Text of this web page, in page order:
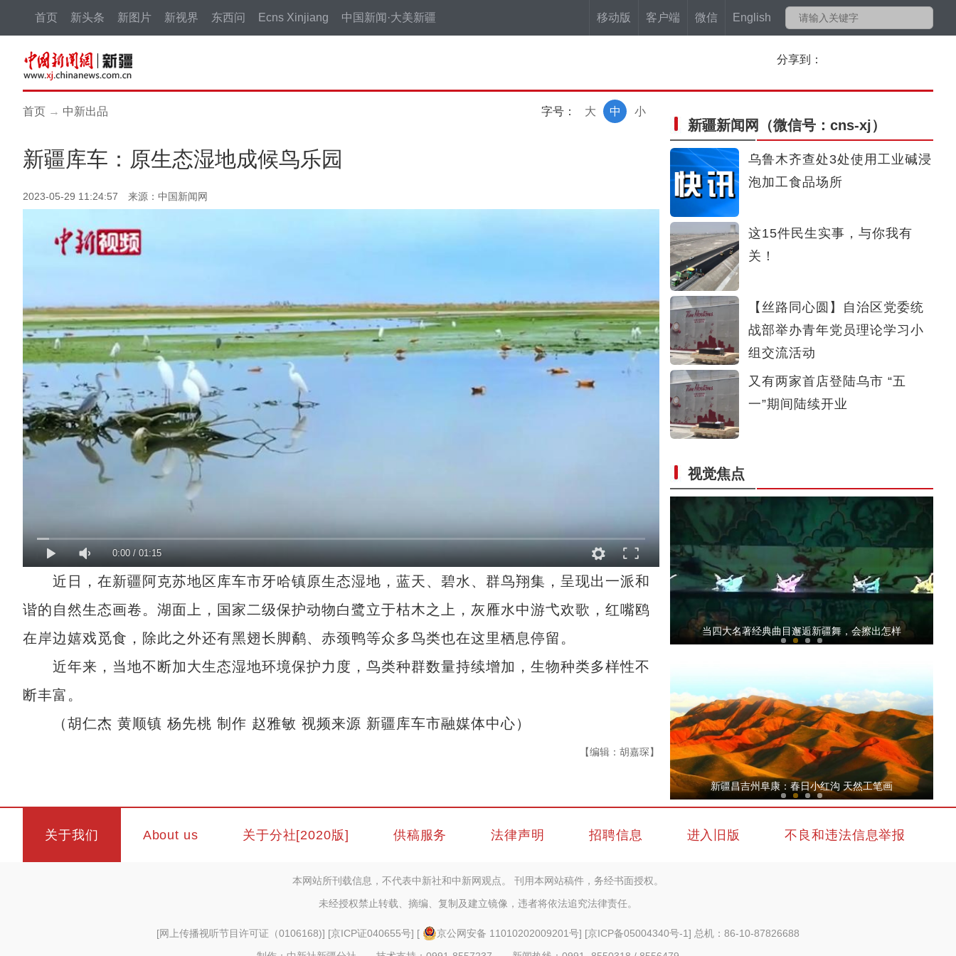
移动版 客户端 微信 English
首页 新头条 新图片 新视界 东西问 Ecns Xinjiang 中国新闻·大美新疆
分享到：
首页 → 中新出品 字号： 小
中
大
新疆库车：原生态湿地成候鸟乐园
2023-05-29 11:24:57 来源：中国新闻网
0:00 / 01:15
近日，在新疆阿克苏地区库车市牙哈镇原生态湿地，蓝天、碧水、群鸟翔集，呈现出一派和
谐的自然生态画卷。湖面上，国家二级保护动物白鹭立于枯木之上，灰雁水中游弋欢歌，红嘴鸥
在岸边嬉戏觅食，除此之外还有黑翅长脚鹬、赤颈鸭等众多鸟类也在这里栖息停留。
近年来，当地不断加大生态湿地环境保护力度，鸟类种群数量持续增加，生物种类多样性不
断丰富。
（胡仁杰 黄顺镇 杨先桃 制作 赵雅敏 视频来源 新疆库车市融媒体中心）
【编辑：胡嘉琛】
新疆新闻网 （微信号：cns-xj）
乌鲁木齐查处3处使用工业碱浸
泡加工食品场所
这15件民生实事，与你我有
关！
【丝路同心圆】自治区党委统
战部举办青年党员理论学习小
组交流活动
又有两家首店登陆乌市 “五
一”期间陆续开业
视觉焦点
新疆皮山县：教育援疆 让学生进入智慧课堂
纪录片《微光如炬—志愿红 耀庭州》发布
当四大名著经典曲目邂逅新疆舞，会擦出怎样
阿克苏好地方·旅游篇—《库车天山神秘大峡
新疆皮山县：教育援疆 让学生进入智慧课堂
新疆昌吉州阜康：春日小红沟 天然工笔画
关于我们 About us 关于分社[2020版] 供稿服务 法律声明 招聘信息 进入旧版 不良和违法信息举报
本网站所刊载信息，不代表中新社和中新网观点。 刊用本网站稿件，务经书面授权。
未经授权禁止转载、摘编、复制及建立镜像，违者将依法追究法律责任。
[网上传播视听节目许可证（0106168)] [京ICP证040655号] [ 京公网安备 11010202009201号] [京ICP备05004340号-1] 总机：86-10-87826688